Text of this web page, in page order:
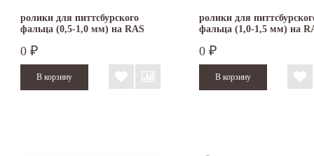
ролики для питтсбурского
фальца (0,5-1,0 мм) на RAS
0 ₽
ролики для
фальца (1,0-1,5 мм) на
0 ₽